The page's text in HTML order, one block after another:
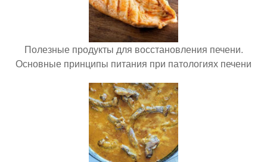
Полезные продукты для восстановления печени.
Основные принципы питания при патологиях печени